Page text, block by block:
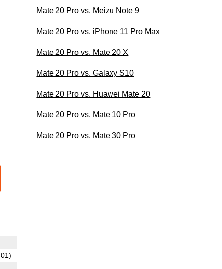
Mate 20 Pro vs. Meizu Note 9
Mate 20 Pro vs. iPhone 11 Pro Max
Mate 20 Pro vs. Mate 20 X
Mate 20 Pro vs. Galaxy S10
Mate 20 Pro vs. Huawei Mate 20
Mate 20 Pro vs. Mate 10 Pro
Mate 20 Pro vs. Mate 30 Pro